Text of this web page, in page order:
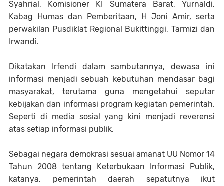
Syahrial, Komisioner KI Sumatera Barat, Yurnaldi,
Kabag Humas dan Pemberitaan, H Joni Amir, serta
perwakilan Pusdiklat Regional Bukittinggi, Tarmizi dan
Irwandi.
Dikatakan Irfendi dalam sambutannya, dewasa ini
informasi menjadi sebuah kebutuhan mendasar bagi
masyarakat, terutama guna mengetahui seputar
kebijakan dan informasi program kegiatan pemerintah.
Seperti di media sosial yang kini menjadi reverensi
atas setiap informasi publik.
Sebagai negara demokrasi sesuai amanat UU Nomor 14
Tahun 2008 tentang Keterbukaan Informasi Publik,
katanya, pemerintah daerah sepatutnya ikut